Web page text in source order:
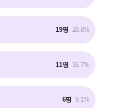
19명 28.8%
11명 16.7%
6명 9.1%